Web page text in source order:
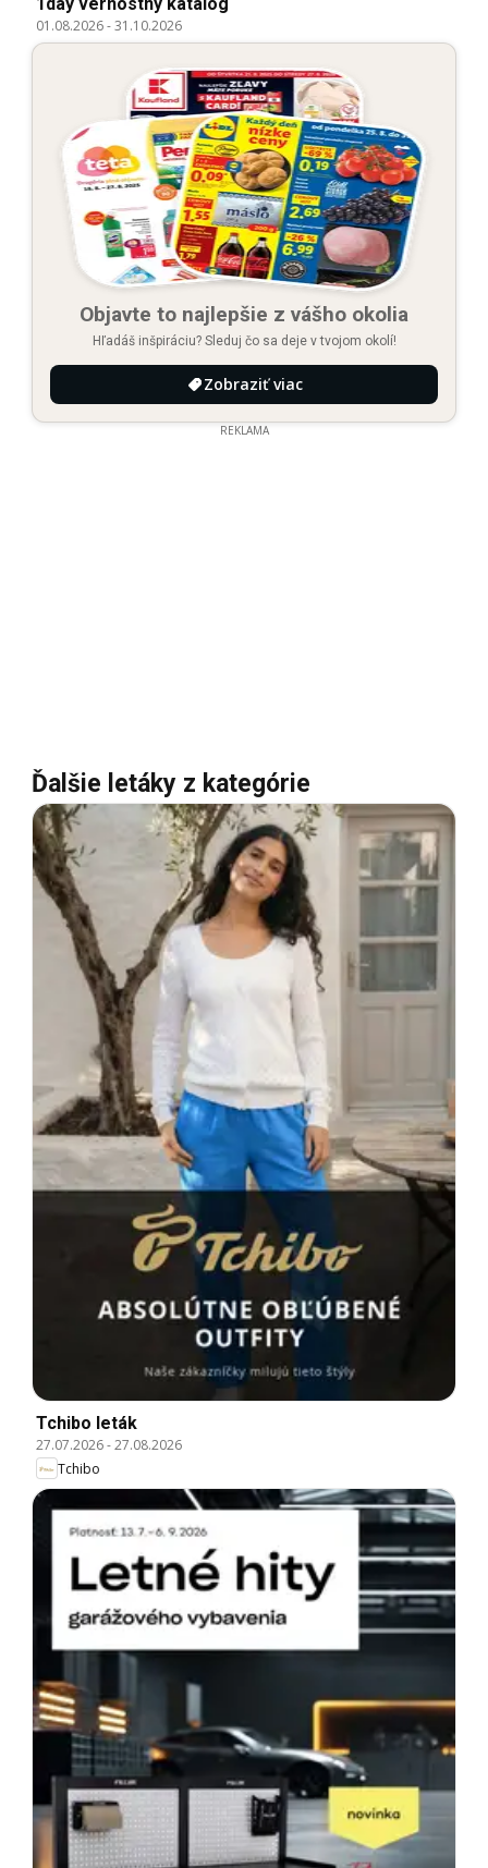
01.08.2026-31.10.2026
Objavte to najlepšie z vášho okolia
Hľadáš inšpiráciu? Sleduj čo sa deje v tvojom okolí!
Zobraziť viac
REKLAMA
Ďalšie letáky z kategórie
Tchibo leták
27.07.2026-27.08.2026
Tchibo